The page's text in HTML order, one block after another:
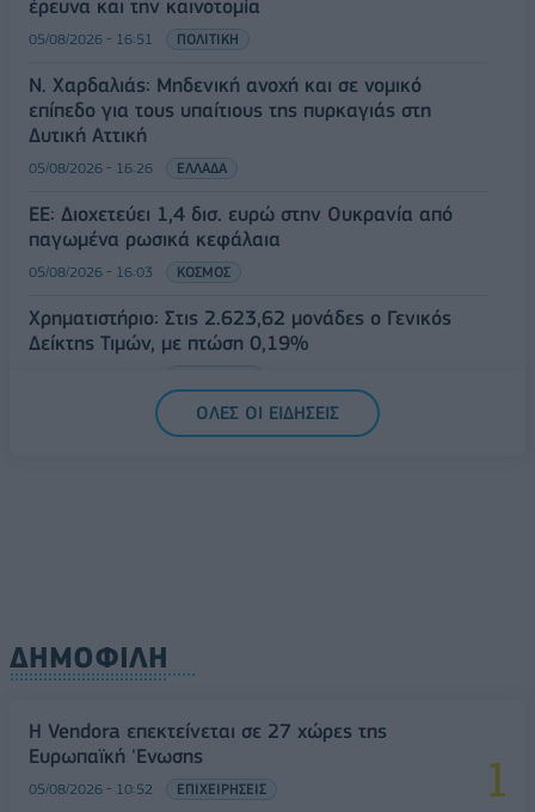
έρευνα και την καινοτομία
05/08/2026 - 16:51 ΠΟΛΙΤΙΚΗ
Ν. Χαρδαλιάς: Μηδενική ανοχή και σε νομικό
επίπεδο για τους υπαίτιους της πυρκαγιάς στη
Δυτική Αττική
05/08/2026 - 16:26 ΕΛΛΑΔΑ
ΕΕ: Διοχετεύει 1,4 δισ. ευρώ στην Ουκρανία από
παγωμένα ρωσικά κεφάλαια
05/08/2026 - 16:03 ΚΟΣΜΟΣ
Χρηματιστήριο: Στις 2.623,62 μονάδες ο Γενικός
Δείκτης Τιμών, με πτώση 0,19%
ΟΛΕΣ ΟΙ ΕΙΔΗΣΕΙΣ
ΔΗΜΟΦΙΛΗ
Η Vendora επεκτείνεται σε 27 χώρες της
Ευρωπαϊκή 'Ενωσης
05/08/2026 - 10:52 ΕΠΙΧΕΙΡΗΣΕΙΣ